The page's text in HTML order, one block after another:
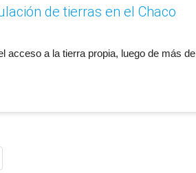
de tierras en el Chaco
acceso a la tierra propia, luego de más de